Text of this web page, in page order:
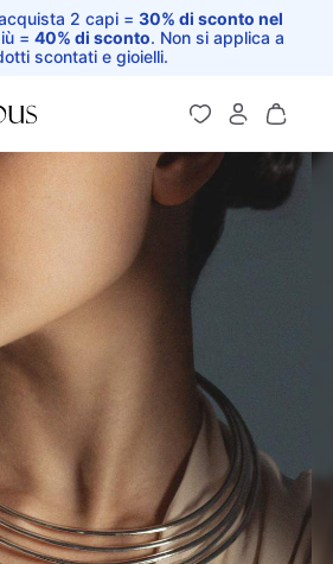
2 capi = 30% di sconto nel
= 40% di sconto. Non si applica a
scontati e gioielli.